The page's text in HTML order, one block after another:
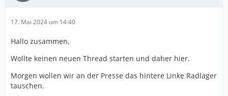
17. Mai 2024 um 14:40
Hallo zusammen,
Wollte keinen neuen Thread starten und daher hier.
Morgen wollen wir an der Presse das hintere Linke Radlager
tauschen.